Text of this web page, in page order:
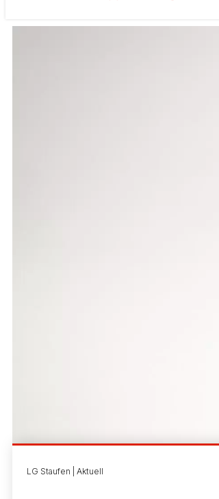
LG Staufen | Aktuell